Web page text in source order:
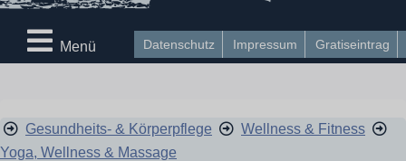
Datenschutz Impressum Gratiseintrag
Menü
Gesundheits- & Körperpflege
Wellness & Fitness
Yoga, Wellness & Massage